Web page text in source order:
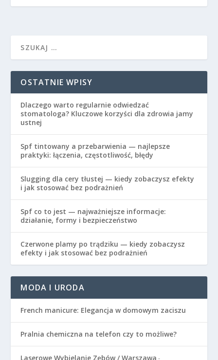
OSTATNIE WPISY
Dlaczego warto regularnie odwiedzać
stomatologa? Kluczowe korzyści dla zdrowia jamy
ustnej
Spf tintowany a przebarwienia — najlepsze
praktyki: łączenia, częstotliwość, błędy
Slugging dla cery tłustej — kiedy zobaczysz efekty
i jak stosować bez podrażnień
Spf co to jest — najważniejsze informacje:
działanie, formy i bezpieczeństwo
Czerwone plamy po trądziku — kiedy zobaczysz
efekty i jak stosować bez podrażnień
MODA I URODA
French manicure: Elegancja w domowym zaciszu
Pralnia chemiczna na telefon czy to możliwe?
Laserowe Wybielanie Zębów / Warszawa -